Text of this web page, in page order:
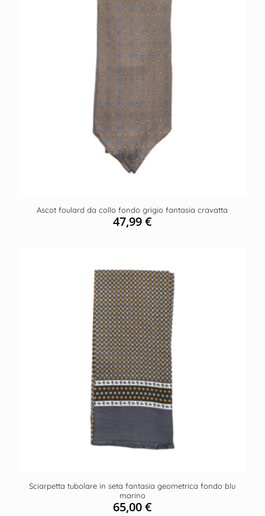
Ascot foulard da collo fondo grigio fantasia cravatta
47,99€
Sciarpetta tubolare in seta fantasia geometrica fondo blu
marino
65,00€